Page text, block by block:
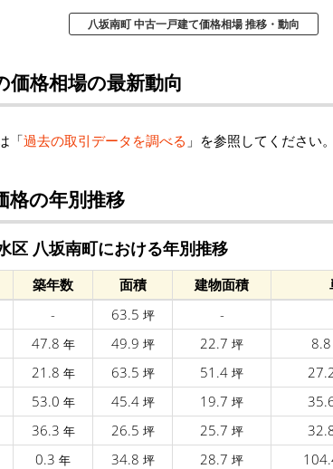
八坂南町 中古一戸建て価格相場 推移・動向
価格相場の最新動向
「過去の取引データを調べる 」を参照してください。
格の年別推移
区 八坂南町における年別推移
築年数 面積 建物面積
- 63.5 坪 -
47.8 年 49.9 坪 22.7 坪 8.8
21.8 年 63.5 坪 51.4 坪 27.2
53.0 年 45.4 坪 19.7 坪
36.3 年 26.5 坪 25.7 坪
0.3 年 34.8 坪 28.7 坪